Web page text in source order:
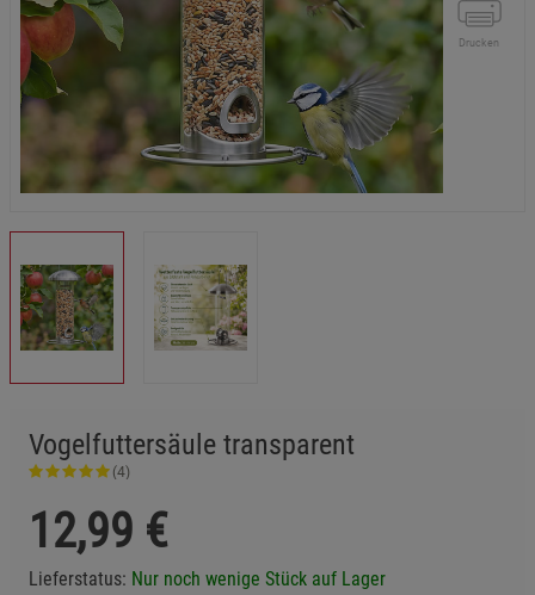
Drucken
Vogelfuttersäule transparent
(4)
12,99 €
Lieferstatus: Nur noch wenige Stück auf Lager